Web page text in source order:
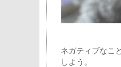
ネガティブなこ
しよう。